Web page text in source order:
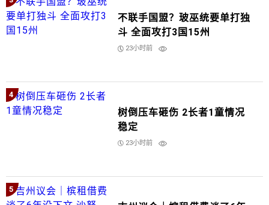
不联手国盟？玻巫统要单打独
斗 全面攻打3国15州
23小时前
4
树倒压车砸伤 2长者1童情况
稳定
23小时前
5